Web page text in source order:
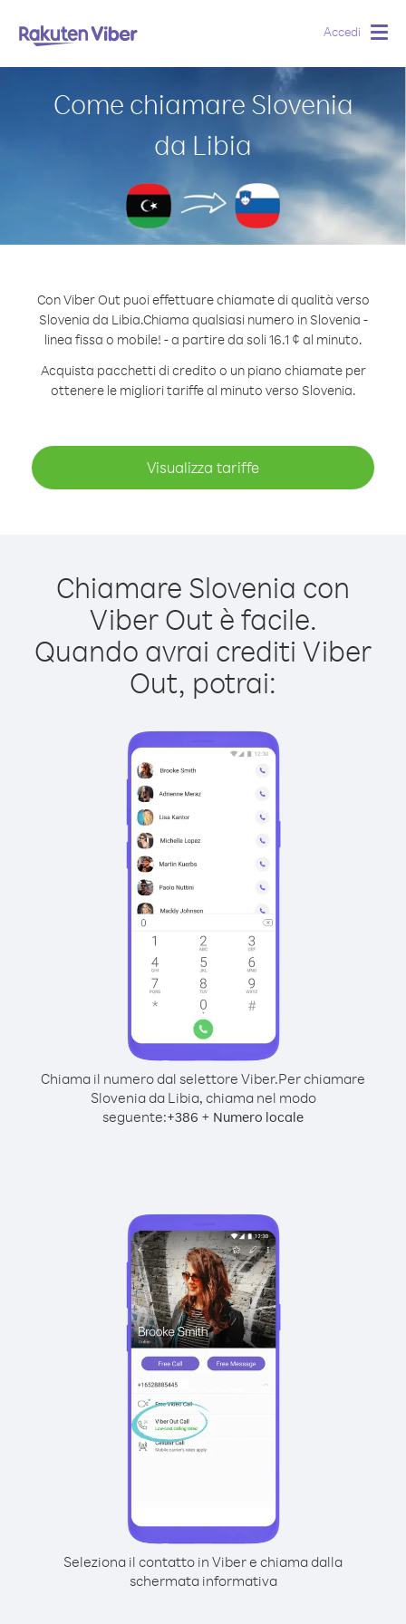
Accedi
Come chiamare Slovenia
da Libia
Con Viber Out puoi effettuare chiamate di qualità verso
Slovenia da Libia.Chiama qualsiasi numero in Slovenia -
linea fissa o mobile! - a partire da soli 16.1 ¢ al minuto.
Acquista pacchetti di credito o un piano chiamate per
ottenere le migliori tariffe al minuto verso Slovenia.
Visualizza tariffe
Chiamare Slovenia con
Viber Out è facile.
Quando avrai crediti Viber
Out, potrai:
Chiama il numero dal selettore Viber.Per chiamare
Slovenia da Libia, chiama nel modo
seguente:+386 + Numero locale
Seleziona il contatto in Viber e chiama dalla
schermata informativa